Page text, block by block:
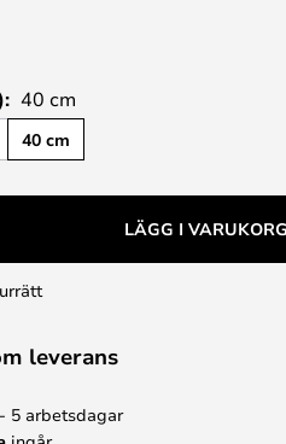
40 cm
40 cm
LÄGG I VARUKORG
leverans
5 arbetsdagar